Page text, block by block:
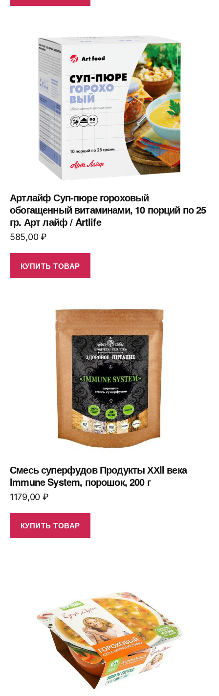
Артлайф Суп-пюре гороховый
обогащенный витаминами, 10 порций по 25
гр. Арт лайф / Artlife
585,00₽
КУПИТЬ ТОВАР
Смесь суперфудов Продукты ХХII века
Immune System, порошок, 200 г
1179,00 ₽
КУПИТЬ ТОВАР